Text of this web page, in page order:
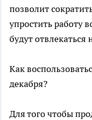
позволит
упростить работу
будут
Как
декабря?
Для того чтобы